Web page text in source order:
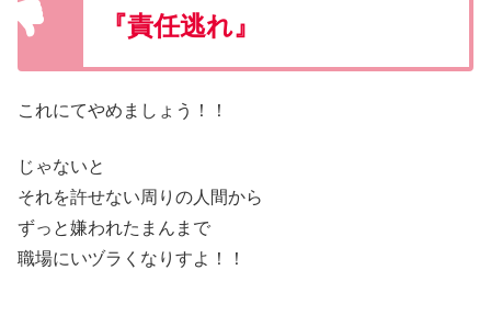
『責任逃れ』
これにてやめましょう！！
じゃないと
それを許せない周りの人間から
ずっと嫌われたまんまで
職場にいヅラくなりすよ！！